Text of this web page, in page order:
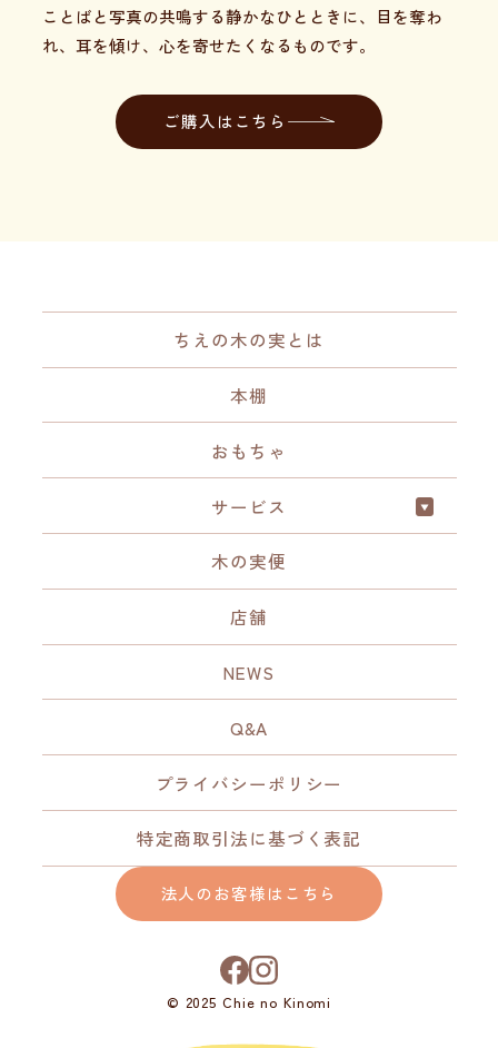
ことばと写真の共鳴する静かなひとときに、目を奪わ
れ、耳を傾け、心を寄せたくなるものです。
ご購入はこちら
法人のお客様はこちら
© 2025 Chie no Kinomi
ちえの木の実とは
本棚
おもちゃ
サービス
木の実便
店舗
NEWS
Q&A
プライバシーポリシー
特定商取引法に基づく表記